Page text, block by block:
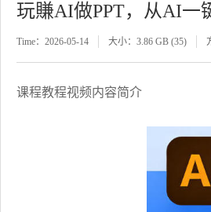
玩賺AI做PPT，从AI一
Time：2026-05-14 大小：3.86 GB (35)
课程教程视频内容简介